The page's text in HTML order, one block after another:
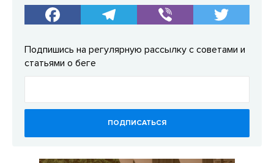
Подпишись на регулярную рассылку с советами и
статьями о беге
ПОДПИСАТЬСЯ